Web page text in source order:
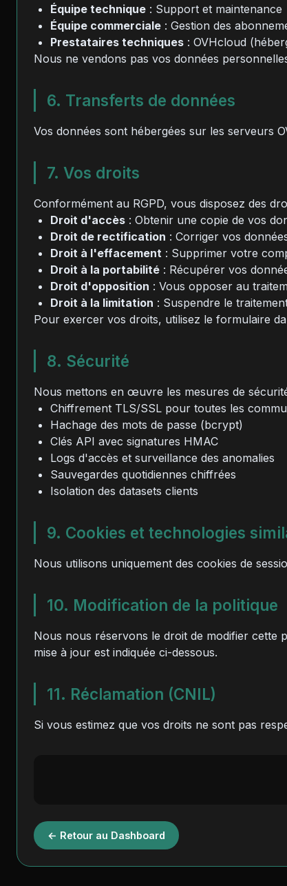
Équipe technique : Support et maintenance
Équipe commerciale : Gestion des
Prestataires techniques : OVHcloud
Nous ne vendons pas vos données
6. Transferts de données
Vos données sont hébergées sur les serveurs
7. Vos droits
Conformément au RGPD, vous disposez des
Droit d'accès : Obtenir une copie de vos
Droit de rectification : Corriger vos
Droit à l'effacement : Supprimer votre
Droit à la portabilité : Récupérer vos
Droit d'opposition : Vous opposer au
Droit à la limitation : Suspendre le
Pour exercer vos droits, utilisez le formulaire
8. Sécurité
Nous mettons en œuvre les mesures de
Chiffrement TLS/SSL pour toutes les
Hachage des mots de passe (bcrypt)
Clés API avec signatures HMAC
Logs d'accès et surveillance des anomalies
Sauvegardes quotidiennes chiffrées
Isolation des datasets clients
9. Cookies et technologies
Nous utilisons uniquement des cookies de
10. Modification de la politique
Nous nous réservons le droit de modifier cette
mise à jour est indiquée ci-dessous.
11. Réclamation (CNIL)
Si vous estimez que vos droits ne sont pas
← Retour au Dashboard